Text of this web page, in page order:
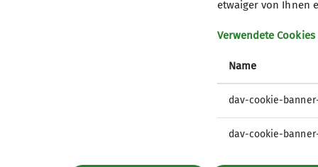
etwaiger von Ihnen
Verwendete Cookies
Name
dav-cookie-
dav-cookie-